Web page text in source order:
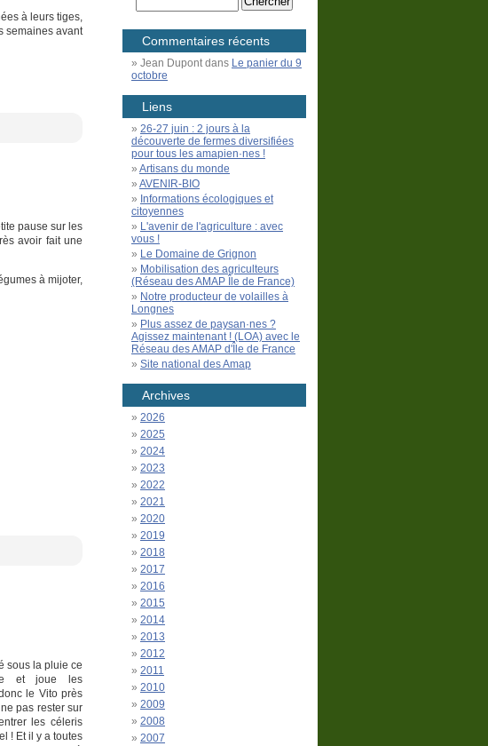
à leurs tiges,
semaines avant
pause sur les
avoir fait une
à mijoter,
sous la pluie ce
et joue les
le Vito près
pas rester sur
les céleris
! Et il y a toutes
Commentaires récents
Jean Dupontdans Le panier du 9
octobre
Liens
26-27 juin : 2 jours à la
découverte de fermes diversifiées
pour tous les amapien·nes !
Artisans du monde
AVENIR-BIO
Informations écologiques et
citoyennes
L'avenir de l'agriculture : avec
vous !
Le Domaine de Grignon
Mobilisation des agriculteurs
(Réseau des AMAP Île de France)
Notre producteur de volailles à
Longnes
Plus assez de paysan·nes ?
Agissez maintenant ! (LOA) avec le
Réseau des AMAP d'Île de France
Site national des Amap
Archives
2026
2025
2024
2023
2022
2021
2020
2019
2018
2017
2016
2015
2014
2013
2012
2011
2010
2009
2008
2007